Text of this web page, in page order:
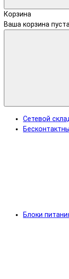
Корзина
Ваша корзина
Сетевой
Блоки